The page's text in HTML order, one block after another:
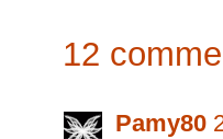
12
Pamy80